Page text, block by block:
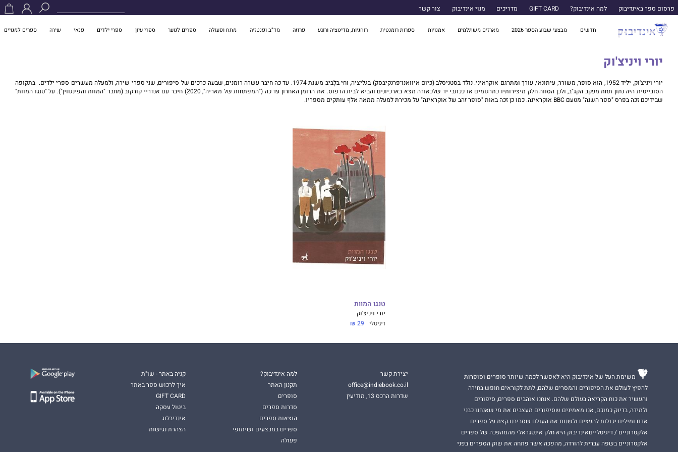
פרסום ספר באינדיבוק למה אינדיבוק? GIFT CARD מדריכים מנוי אינדיבוק צור קשר
חדשים מבצעי שבוע הספר 2026 מארזים משתלמים אמנויות ספרות רומנטית רוחניות, מדיטציה ורוגע פרוזה מד"ב ופנטזיה מתח ופעולה ספרים לנוער ספרי עיון ספרי ילדים פנאי שירה ספרים למנויים
יוּרי ויניצ'וּק
יוּרי ויניצ'וּק, יליד 1952, הוא סופר, משורר, עיתונאי, עורך ומתרגם אוקראיני. נולד בסטניסלב (כיום איוואנו־פרנקיבסק) בגליציה, וחי בלְביב משנת 1974. עד כה חיבר עשרה רומנים, שבעה כרכים של סיפורים, שני ספרי שירה, ולמעלה מעשרים ספרי ילדים. בתקופה
הסובייטית היה נתון תחת מעקב הקג"ב, ולכן הסווה חלק מיצירותיו כתרגומים או ככתבי יד שלכאורה מצא בארכיונים והביא לבית הדפוס. את הרומן האחרון עד כה ("המפתחות של מאריה", 2020) חיבר עם אנדריי קורקוב (מחבר "המוות והפינגווין"). על "טנגו המוות"
שבידיכם זכה בפרס "ספר השנה" מטעם BBC אוקראינה. כמו כן זכה באות "סופר זהב של אוקראינה" על מכירת למעלה ממאה אלף עותקים מספריו.
טנגו המוות
יוּרי ויניצ'וּק
דיגיטלי 29 ₪
משימת העל של אינדיבוק היא לאפשר לכמה שיותר סופרים וסופרות
להפיץ לעולם את הסיפורים והמסרים שלהם, לתת לקוראים חופש בחירה
והעשיר את כוח הקריאה בעולם שלהם. אנחנו אוהבים ספרים, סיפורים
ולמידה, בדיוק כמוכם, אנו מאמינים שסיפורים מעצבים את מי שאנחנו כבני
אדם ומילים יכולות להעצים ולשנות את העולם שסביבנו.קצת על ספרים
אלקטרוניים / דיגיטלייםאינדיבוק היא חלק אינטגראלי מהמהפכה של ספרים
אלקטרוניים בשפה עברית להורדה, מהפכה אשר פתחה את שוק הספרים בפני
יצירת קשר
office@indiebook.co.il
שדרות הרכס 13, מודיעין
למה אינדיבוק?
תקנון האתר
סופרים
סדרות ספרים
הוצאות ספרים
ספרים במבצעים ושיתופי
פעולה
קניה באתר - שו"ת
איך לרכוש ספר באתר
GIFT CARD
ביטול עסקה
אינדיבלוג
הצהרת נגישות